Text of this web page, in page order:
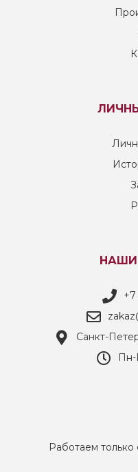
НАШИ
+7
Санкт-
Пн-
Работаем